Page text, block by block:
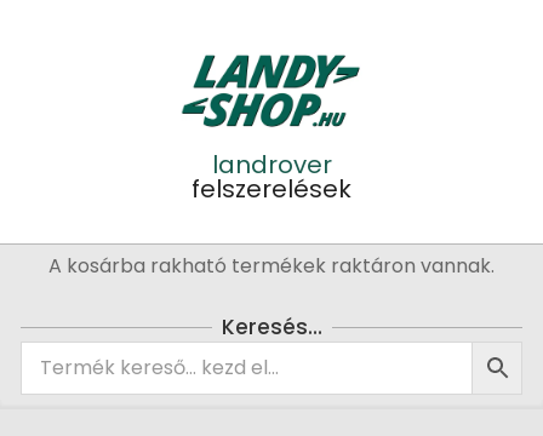
landrover
felszerelések
PrimaryA kosárba rakható termékek raktáron vannak.
Keresés…